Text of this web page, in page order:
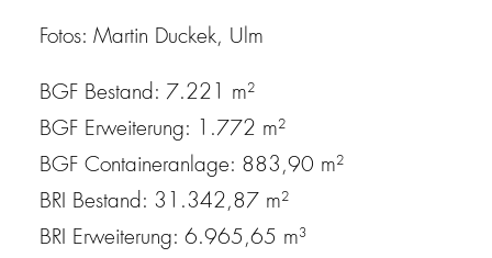
Fotos: Martin Duckek, Ulm
BGF Bestand: 7.221 m²
BGF Erweiterung: 1.772 m²
BGF Containeranlage: 883,90 m²
BRI Bestand: 31.342,87 m²
BRI Erweiterung: 6.965,65 m³